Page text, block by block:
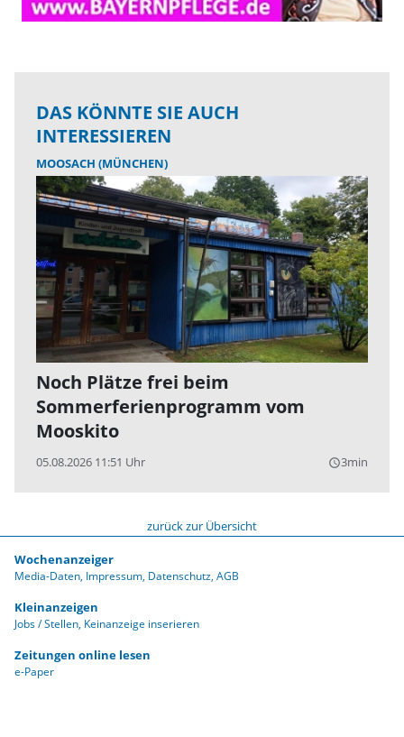
DAS KÖNNTE SIE AUCH
INTERESSIEREN
MOOSACH (MÜNCHEN)
Noch Plätze frei beim
Sommerferienprogramm vom
Mooskito
05.08.2026 11:51 Uhr query_builder3min
zurück zur Übersicht
Wochenanzeiger
Media-Daten Impressum Datenschutz AGB
Kleinanzeigen
Jobs / Stellen Keinanzeige inserieren
Zeitungen online lesen
e-Paper